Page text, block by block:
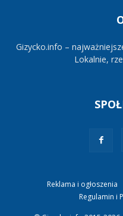
Gizycko.info –
Lokalnie,
Reklama i ogłoszenia
Regulamin i